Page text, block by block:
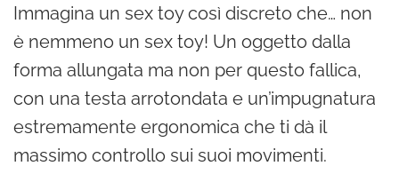
Immagina un sex toy così discreto che… non
è nemmeno un sex toy! Un oggetto dalla
forma allungata ma non per questo fallica,
con una testa arrotondata e un’impugnatura
estremamente ergonomica che ti dà il
massimo controllo sui suoi movimenti.